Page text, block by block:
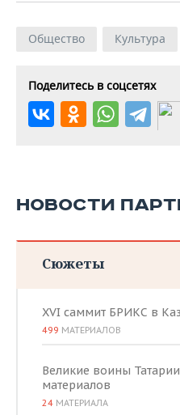
Общество Культура
Поделитесь в соцсетях
НОВОСТИ
Сюжеты
XVI саммит БРИКС в
499 МАТЕРИАЛОВ
Великие воины
материалов
24 МАТЕРИАЛА